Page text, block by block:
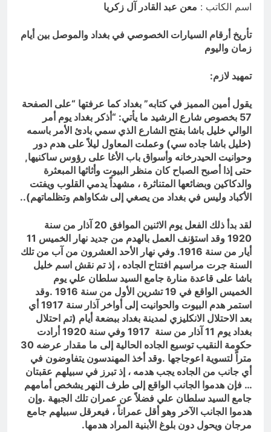
الوطنية عند العراقيين.. بل (ازمة فقدان
الوطنية بالعلم نفسه) نركز على فئة
اسم الكاتب : معن عبد القادر آل زكريا
تأريخ أرقام السيارات الخصوصي في بغداد والموصل بين أيام
زمان واليوم
تمهيد لازم:
يقول أمين المميز في كتابه” بغداد كما عرفتها “على الصفحة
57 بخصوص شارع الرشيد ما يأتي: “أذكر بغداد يوم أمر
الوالي خليل باشا بفتح الشارع الذي سمي بادئ الأمر باسمه
(خليل باشا جاده سي) وعملت المعاول ليلاً على هدم دور
وحوانيت الحيدرخانه وأسواق باب الأغا على رؤوس ساكنيها,
حتى إذا أصبح الصباح كان منظر البيوت وأثاثها المبعثرة
والدكاكين وبضائعها المتناثرة ، مشهداً يدمي القلوب ويفتت
الأكباد وليس في بغداد من يصغي إلى شكاواهم وتظلماتهم)..
لقد بدأ ذلك الفعل يوم الاثنين الموافق 20 آذار من سنة
1920 وقد استؤنف العمل بالهدم من جديد نهار الخميس 11
أيار من سنة 1916. وفي نهار الأحد العشرون من آب من تلك
السنة جرت مراسيم افتتاح الجاده ، إذ تم نقش اسم خليل
باشا على قاعدة منارة جامع السيد سلطان علي يوم
الخميس الواقع في 19 تشرين الأول من سنة 1916 .وقد
استمر هدم البيوت والحوانيت إلى أواخر آذار سنة 1917 أي
بعد الاحتلال الانكليزي لمدينة بغداد ببضعة أيام (تم احتلال
بغداد يوم 11 آذار من سنة 1917 وفي سنة 1920 أرادت
حكومة النقيب توسيع الجاده الحالية إلى ما مقدار عرضه 30
متراً لتسوية اعوجاجها .وقد أخذ المهندسون يتفاوضون في
أي جانب من الجاده يجب هدمه ، إذ تبرز في سبيلهم عقبتان
… فإن هدموا الجانب الواقع إلى طرف النهر يشخص أمامهم
جامع السيد سلطان علي فضلاً عن عمران تلك الجبهة .وإن
هدموا الجانب الآخر وهو أقل عمراناً ، فيعرقل سبيلهم جامع
مرجان ويحول دون بلوغ الأبنية المراد هدمها.